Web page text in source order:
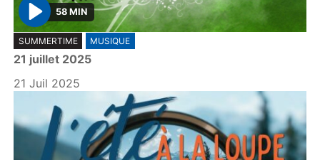
P
l
a
y
58 MIN
SUMMERTIME MUSIQUE
21 juillet 2025
21 Juil 2025